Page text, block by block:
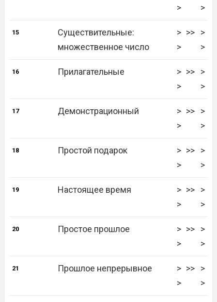
>
>
15
Существительные:
множественное число
>
>
>>
>
>
16 Прилагательные
>
>
>>
>
>
17 Демонстрационный
>
>
>>
>
>
18 Простой подарок
>
>
>>
>
>
19 Настоящее время
>
>
>>
>
>
20 Простое прошлое
>
>
>>
>
>
21 Прошлое непрерывное
>
>
>>
>
>